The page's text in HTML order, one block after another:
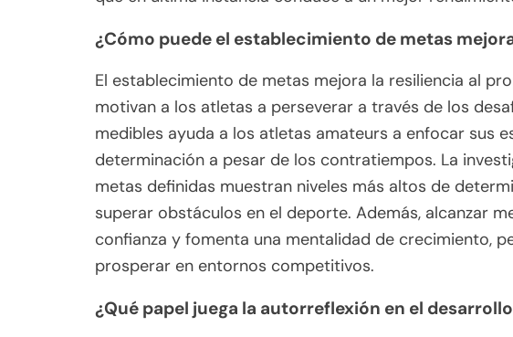
¿Cómo puede el establecimiento de metas
El establecimiento de metas mejora la resiliencia al
motivan a los atletas a perseverar a través de los
medibles ayuda a los atletas amateurs a enfocar sus
determinación a pesar de los contratiempos. La
metas definidas muestran niveles más altos de
superar obstáculos en el deporte. Además, alcanzar
confianza y fomenta una mentalidad de crecimiento,
prosperar en entornos competitivos.
¿Qué papel juega la autorreflexión en el